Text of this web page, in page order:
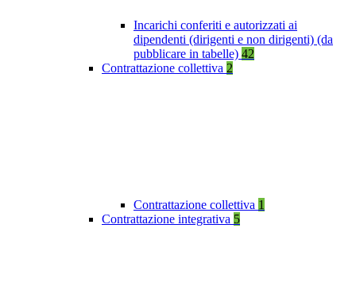
Incarichi conferiti e autorizzati ai
dipendenti (dirigenti e non dirigenti) (da
pubblicare in tabelle) 42
Contrattazione collettiva 2
Contrattazione collettiva 1
Contrattazione integrativa 5